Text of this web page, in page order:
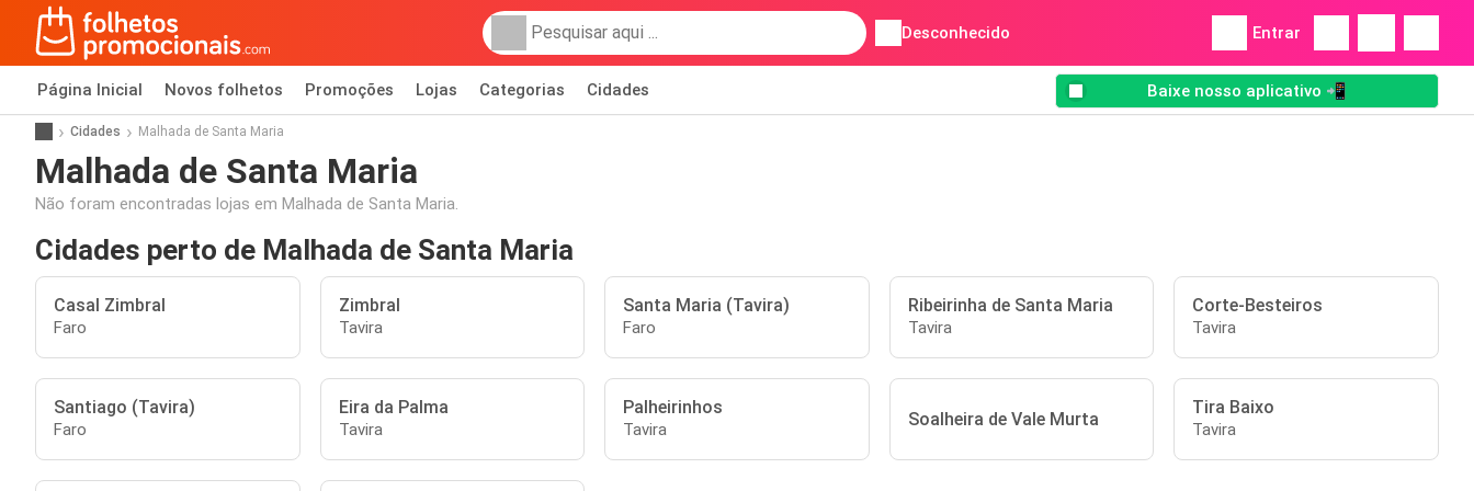
Desconhecido Entrar
Página Inicial Novos folhetos Promoções Lojas Categorias Cidades Baixe nosso aplicativo 📲
Cidades Malhada de Santa Maria
Malhada de Santa Maria
Não foram encontradas lojas em Malhada de Santa Maria.
Cidades perto de Malhada de Santa Maria
Casal Zimbral
Faro
Zimbral
Tavira
Santa Maria (Tavira)
Faro
Ribeirinha de Santa Maria
Tavira
Corte-Besteiros
Tavira
Santiago (Tavira)
Faro
Eira da Palma
Tavira
Palheirinhos
Tavira Soalheira de Vale Murta
Tira Baixo
Tavira